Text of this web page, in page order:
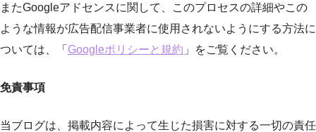
またGoogleアドセンスに関して、このプロセスの詳細やこの
ような情報が広告配信事業者に使用されないようにする方法に
ついては、「 Googleポリシーと規約 」をご覧ください。
免責事項
当ブログは、掲載内容によって生じた損害に対する一切の責任